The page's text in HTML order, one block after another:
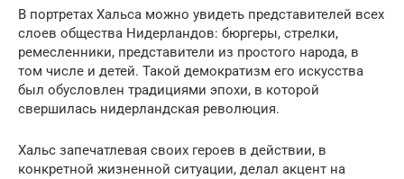
В портретах Хальса можно увидеть представителей всех
слоев общества Нидерландов: бюргеры, стрелки,
ремесленники, представители из простого народа, в
том числе и детей. Такой демократизм его искусства
был обусловлен традициями эпохи, в которой
свершилась нидерландская революция.
Хальс запечатлевая своих героев в действии, в
конкретной жизненной ситуации, делал акцент на